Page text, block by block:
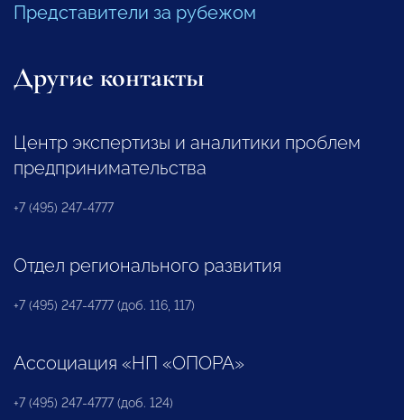
Представители за рубежом
Другие контакты
Центр экспертизы и аналитики проблем
предпринимательства
+7 (495) 247-4777
Отдел регионального развития
+7 (495) 247-4777 (доб. 116, 117)
Ассоциация «НП «ОПОРА»
+7 (495) 247-4777 (доб. 124)